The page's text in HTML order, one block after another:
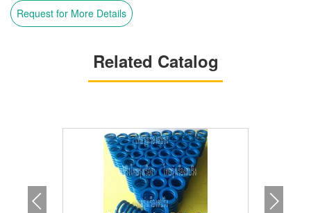
Request for More Details
Related Catalog